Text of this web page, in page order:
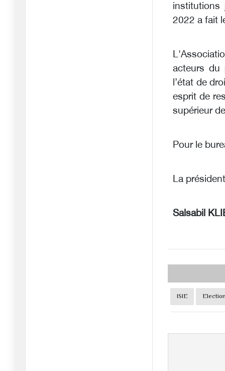
institutions
2022 a fait
acteurs du
l’état de
esprit de
supérieur
Pour le
La
Salsabil
ISIE